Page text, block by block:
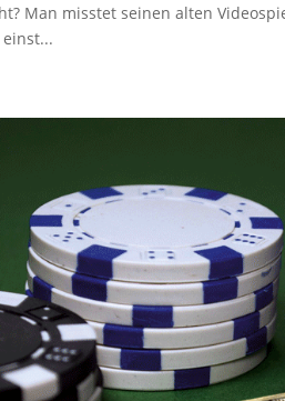
Man misstet seinen alten